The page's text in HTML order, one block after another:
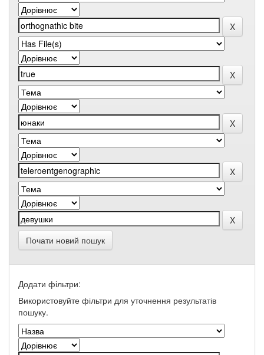
Почати новий пошук
Додати фільтри:
Використовуйте фільтри для уточнення результатів
пошуку.